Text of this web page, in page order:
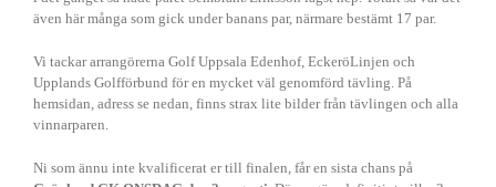
även här många som gick under banans par, närmare bestämt 17 par.
Vi tackar arrangörerna Golf Uppsala Edenhof, EckeröLinjen och
Upplands Golfförbund för en mycket väl genomförd tävling. På
hemsidan, adress se nedan, finns strax lite bilder från tävlingen och alla
vinnarparen.
Ni som ännu inte kvalificerat er till finalen, får en sista chans på